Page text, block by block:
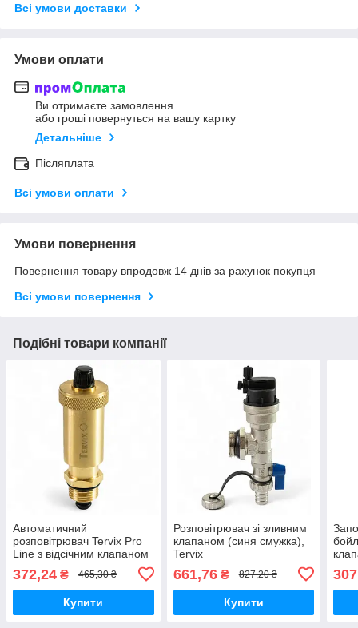
Всі умови доставки
Умови оплати
Ви отримаєте замовлення
або гроші повернуться на вашу картку
Детальніше
Післяплата
Всі умови оплати
Умови повернення
Повернення товару впродовж 14 днів за рахунок покупця
Всі умови повернення
Подібні товари компанії
Автоматичний
розповітрювач Tervix Pro
Line з відсічним клапаном
372,24 ₴ 465,30 ₴
Купити
Розповітрювач зі зливним
клапаном (синя смужка),
Tervix
661,76₴ 827,20 ₴
Купити